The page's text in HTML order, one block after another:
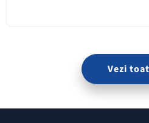
Vezi